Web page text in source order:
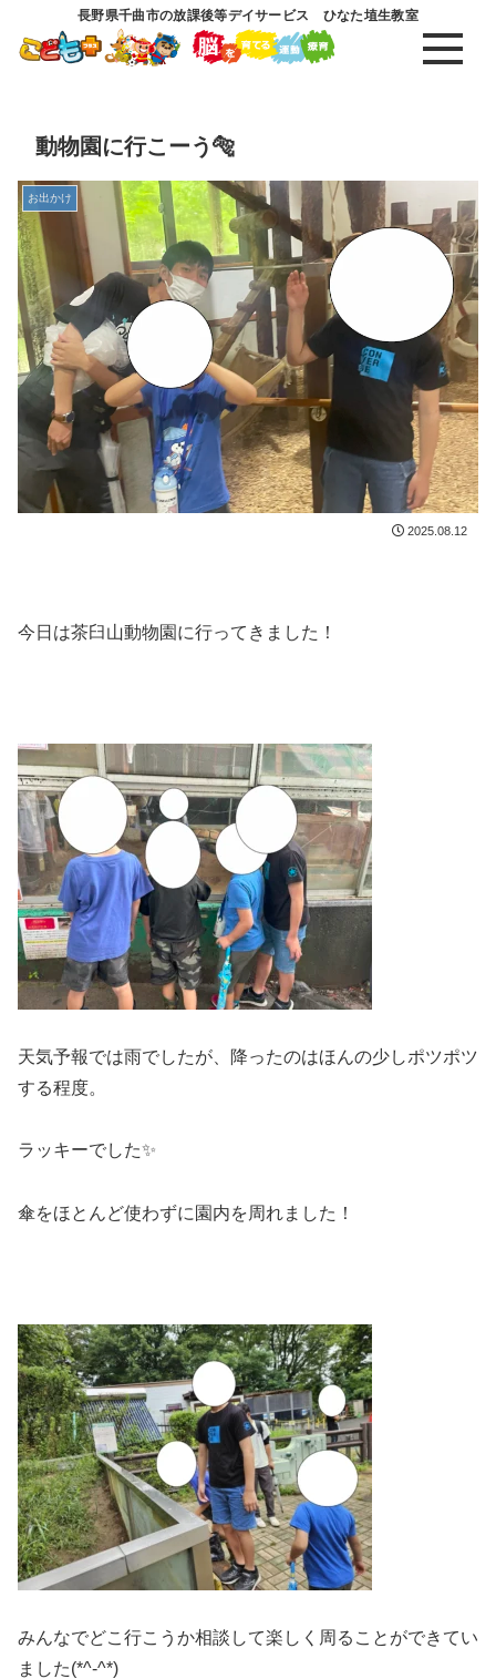
長野県千曲市の放課後等デイサービス ひなた埴生教室
動物園に行こーう🐅
お出かけ
2025.08.12
今日は茶臼山動物園に行ってきました！
天気予報では雨でしたが、降ったのはほんの少しポツポツ
する程度。
ラッキーでした✨
傘をほとんど使わずに園内を周れました！
みんなでどこ行こうか相談して楽しく周ることができてい
ました(*^-^*)